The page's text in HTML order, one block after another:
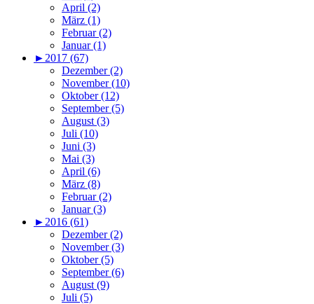
April (2)
März (1)
Februar (2)
Januar (1)
►2017 (67)
Dezember (2)
November (10)
Oktober (12)
September (5)
August (3)
Juli (10)
Juni (3)
Mai (3)
April (6)
März (8)
Februar (2)
Januar (3)
►2016 (61)
Dezember (2)
November (3)
Oktober (5)
September (6)
August (9)
Juli (5)